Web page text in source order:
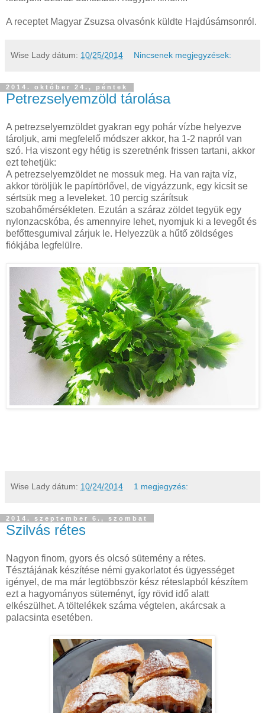
A receptet Magyar Zsuzsa olvasónk küldte Hajdúsámsonról.
Wise Lady dátum: 10/25/2014 Nincsenek megjegyzések:
2014. október 24., péntek
Petrezselyemzöld tárolása
A petrezselyemzöldet gyakran egy pohár vízbe helyezve
tároljuk, ami megfelelő módszer akkor, ha 1-2 napról van
szó. Ha viszont egy hétig is szeretnénk frissen tartani, akkor
ezt tehetjük:
A petrezselyemzöldet ne mossuk meg. Ha van rajta víz,
akkor töröljük le papírtörlővel, de vigyázzunk, egy kicsit se
sértsük meg a leveleket. 10 percig szárítsuk
szobahőmérsékleten. Ezután a száraz zöldet tegyük egy
nylonzacskóba, és amennyire lehet, nyomjuk ki a levegőt és
befőttesgumival zárjuk le. Helyezzük a hűtő zöldséges
fiókjába legfelülre.
Wise Lady dátum: 10/24/2014 1 megjegyzés:
2014. szeptember 6., szombat
Szilvás rétes
Nagyon finom, gyors és olcsó sütemény a rétes.
Tésztájának készítése némi gyakorlatot és ügyességet
igényel, de ma már legtöbbször kész réteslapból készítem
ezt a hagyományos süteményt, így rövid idő alatt
elkészülhet. A töltelékek száma végtelen, akárcsak a
palacsinta esetében.